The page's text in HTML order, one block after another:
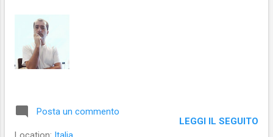
Posta un commento
LEGGI IL SEGUITO